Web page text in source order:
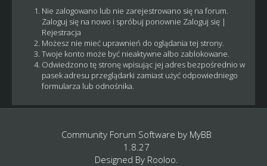
Nie zalogowano lub nie zarejestrowano się na forum.
Zaloguj się na nowo i spróbuj ponownie Zaloguj się|
Rejestracja
Możesz nie mieć uprawnień do oglądania tej strony.
Twoje konto może być nieaktywne albo zablokowane.
Odwiedzono tę stronę wpisując jej adres bezpośrednio w
pasek adresu przeglądarki zamiast użyć odpowiedniego
formularza lub odnośnika.
Community Forum Software by MyBB
1.8.27
Designed By Rooloo.